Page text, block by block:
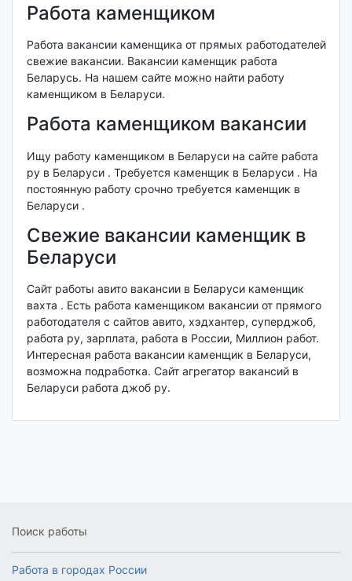
Работа каменщиком
Работа вакансии каменщика от прямых работодателей
свежие вакансии. Вакансии каменщик работа
Беларусь. На нашем сайте можно найти работу
каменщиком в Беларуси.
Работа каменщиком вакансии
Ищу работу каменщиком в Беларуси на сайте работа
ру в Беларуси . Требуется каменщик в Беларуси . На
постоянную работу срочно требуется каменщик в
Беларуси .
Свежие вакансии каменщик в
Беларуси
Сайт работы авито вакансии в Беларуси каменщик
вахта . Есть работа каменщиком вакансии от прямого
работодателя с сайтов авито, хэдхантер, суперджоб,
работа ру, зарплата, работа в России, Миллион работ.
Интересная работа вакансии каменщик в Беларуси,
возможна подработка. Сайт агрегатор вакансий в
Беларуси работа джоб ру.
Поиск работы
Работа в городах России